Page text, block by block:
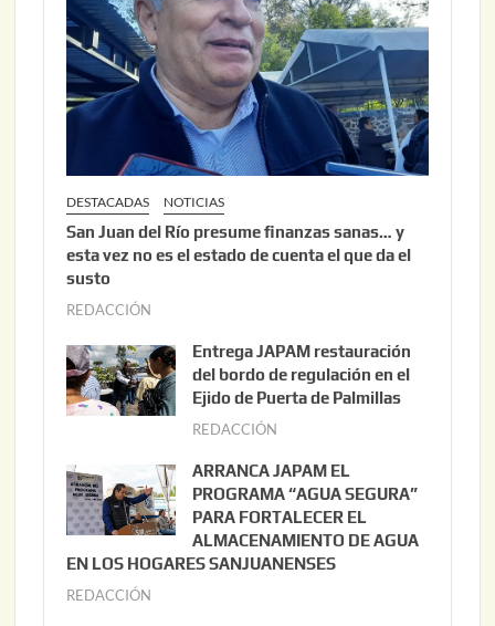
DESTACADAS NOTICIAS
San Juan del Río presume finanzas sanas… y
esta vez no es el estado de cuenta el que da el
susto
REDACCIÓN
o
s
t
3
,
2
0
Entrega JAPAM restauración
del bordo de regulación en el
Ejido de Puerta de Palmillas
REDACCIÓN
i
o
2
ARRANCA JAPAM EL
PROGRAMA “AGUA SEGURA”
PARA FORTALECER EL
ALMACENAMIENTO DE AGUA
EN LOS HOGARES SANJUANENSES
REDACCIÓN